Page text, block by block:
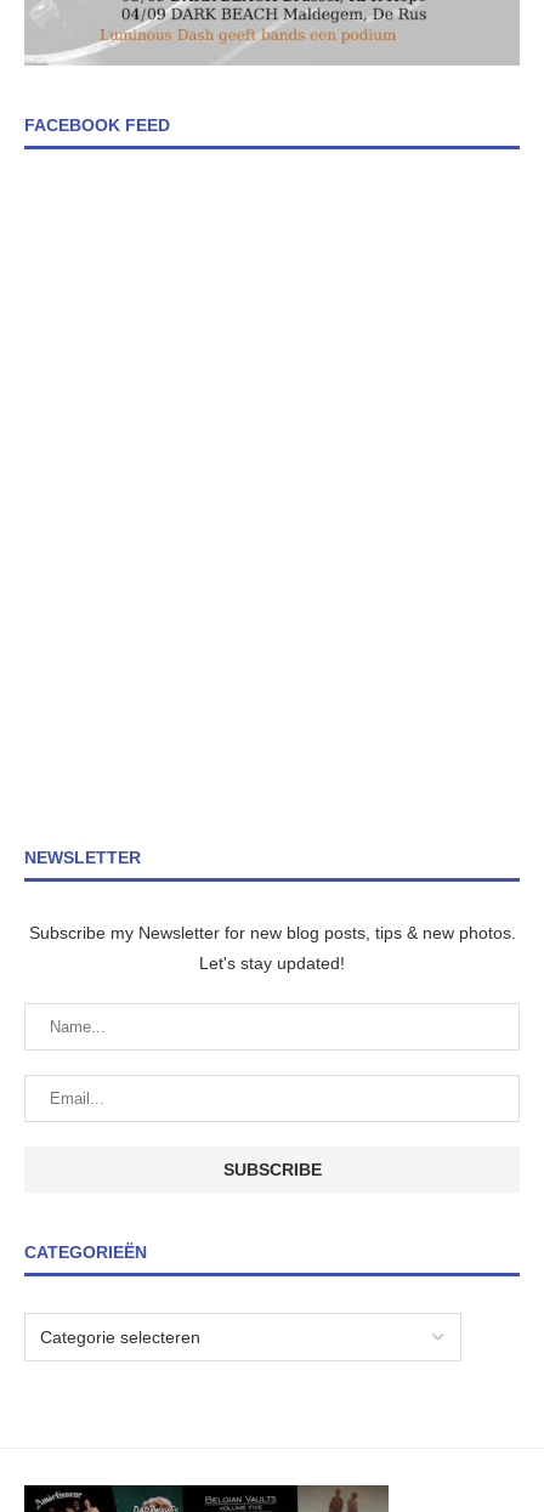
FACEBOOK FEED
NEWSLETTER
Subscribe my Newsletter for new blog posts, tips & new photos.
Let's stay updated!
CATEGORIEËN